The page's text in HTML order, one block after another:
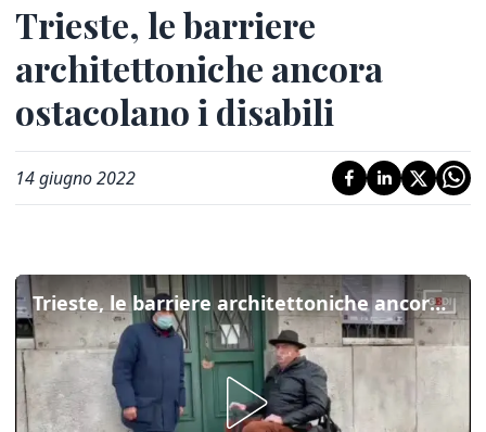
Trieste, le barriere
architettoniche ancora
ostacolano i disabili
14 giugno 2022
Trieste, le barriere architettoniche ancora ostacolano i disabili